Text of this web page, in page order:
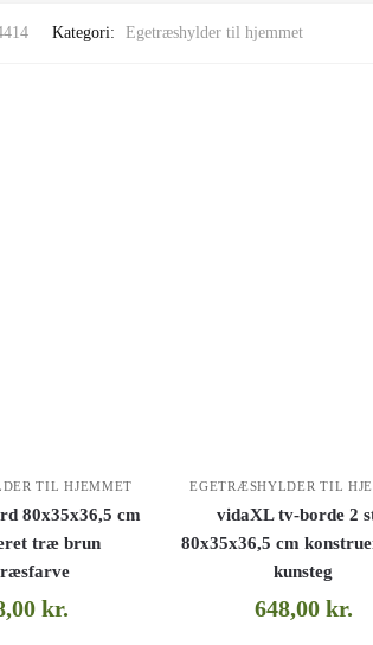
Kategori: Egetræshylder til hjemmet
TIL HJEMMET
80x35x36,5 cm
træ brun
kr.
EGETRÆSHYLDER TIL
vidaXL tv-borde 2
80x35x36,5 cm
kunsteg
648,00 kr.